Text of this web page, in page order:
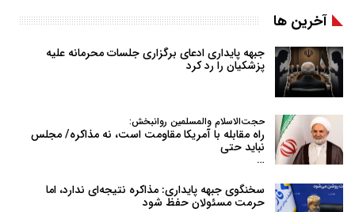
آخرین ها
جبهه پایداری ادعای برگزاری جلسات محرمانه علیه
پزشکیان را رد کرد
حجت‌الاسلام والمسلمین روانبخش:
راه مقابله با آمریکا مقاومت است، نه مذاکره/ مجلس
نباید حتی
…
سخنگوی جبهه پایداری: مذاکره نتیجه‌ای ندارد، اما
حرمت مسئولان حفظ شود